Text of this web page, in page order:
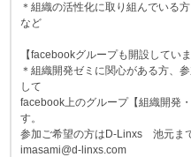
＊組織の活性化に取り組んでいる方
など
【facebookグループも開設していま
＊組織開発ゼミに関心がある方、
して
facebook上のグループ【組織開発
す。
参加ご希望の方はD-Linxs 池元ま
imasami@d-linxs.com